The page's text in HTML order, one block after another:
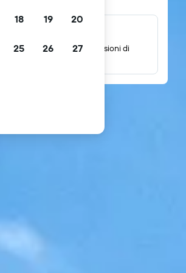
basate su milioni di recensioni di
18 19 20
25 26 27